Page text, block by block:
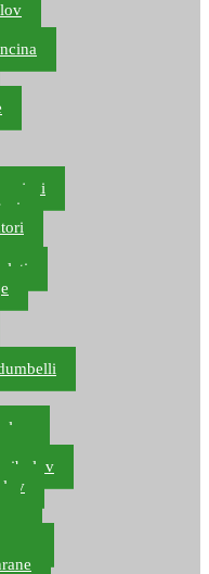
ribolov